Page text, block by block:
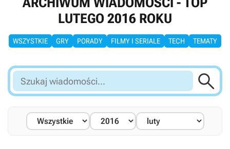
LUTEGO 2016 ROKU
WSZYSTKIE GRY PORADY FILMY I SERIALE TECH TEMATY
Szukaj
wiadomości...
